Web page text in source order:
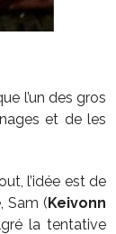
l’un des gros
et de les
l’idée est de
Sam (Keivonn
la tentative